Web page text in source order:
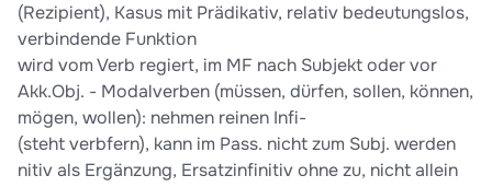
(Rezipient), Kasus mit Prädikativ, relativ bedeutungslos,
verbindende Funktion
wird vom Verb regiert, im MF nach Subjekt oder vor
Akk.Obj. - Modalverben (müssen, dürfen, sollen, können,
mögen, wollen): nehmen reinen Infi-
(steht verbfern), kann im Pass. nicht zum Subj. werden
nitiv als Ergänzung, Ersatzinfinitiv ohne zu, nicht allein